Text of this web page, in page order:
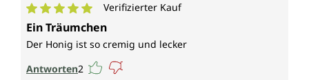
Durchschnittliche Bewertung von 5 von 5 Sternen
Verifizierter Kauf
Ein Träumchen
Der Honig ist so cremig und lecker
Antworten2